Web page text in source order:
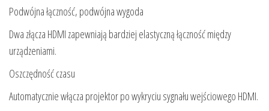
Podwójna łączność, podwójna wygoda
Dwa złącza HDMI zapewniają bardziej elastyczną łączność między
urządzeniami.
Oszczędność czasu
Automatycznie włącza projektor po wykryciu sygnału wejściowego HDMI.